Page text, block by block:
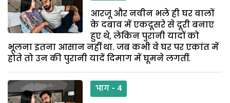
आरजू और नवीन भले ही घर वालों
के दबाव में एकदूसरे से दूरी बनाए
हुए थे, लेकिन पुरानी यादों को
भूलना इतना आसान नहीं था. जब कभी वे घर पर एकांत में
होते तो उन की पुरानी यादें दिमाग में घूमने लगतीं.
भाग - 4